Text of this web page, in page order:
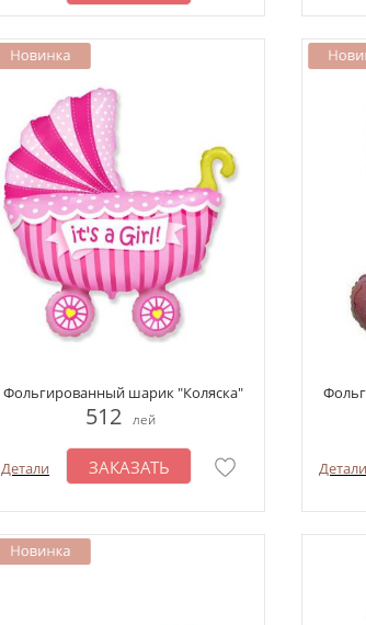
Фольгированный шарик "Коляска"
512 лей
Детали ЗАКАЗАТЬ Детали